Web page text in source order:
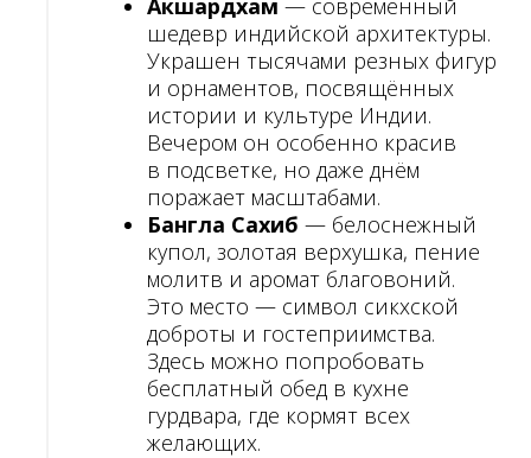
Акшардхам — современный
шедевр индийской архитектуры.
Украшен тысячами резных фигур
и орнаментов, посвящённых
истории и культуре Индии.
Вечером он особенно красив
в подсветке, но даже днём
поражает масштабами.
Бангла Сахиб — белоснежный
купол, золотая верхушка, пение
молитв и аромат благовоний.
Это место — символ сикхской
доброты и гостеприимства.
Здесь можно попробовать
бесплатный обед в кухне
гурдвара, где кормят всех
желающих.